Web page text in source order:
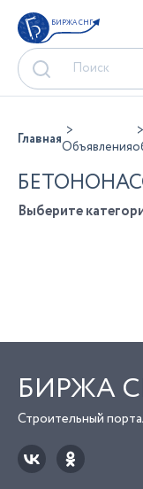
БИРЖА СНГ
ГлавнаяОбъявления
Выберите
БИРЖА
Строительный